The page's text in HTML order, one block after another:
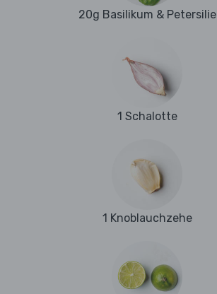
20g Basilikum & Petersilie
1 Schalotte
1 Knoblauchzehe